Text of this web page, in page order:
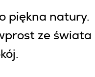
piękna natury.
ze